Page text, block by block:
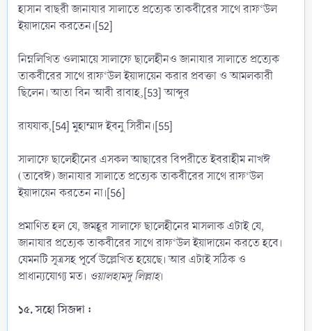
হাসান বাছরী জানাযার সালাতে প্রত্যেক তাকবীরের সাথে রাফ‘উল
ইয়াদায়েন করতেন।[52]
নিম্নলিখিত ওলামায়ে সালাফে ছালেহীনও জানাযার সালাতে প্রত্যেক
তাকবীরের সাথে রাফ‘উল ইয়াদায়েন করার প্রবক্তা ও আমলকারী
ছিলেন। আতা বিন আবী রাবাহ,[53] আব্দুর
রাযযাক,[54] মুহাম্মাদ ইবনু সিরীন।[55]
সালাফে ছালেহীনের এসকল আছারের বিপরীতে ইবরাহীম নাখঈ
(তাবেঈ) জানাযার সালাতে প্রত্যেক তাকবীরের সাথে রাফ‘উল
ইয়াদায়েন করতেন না।[56]
প্রমাণিত হল যে, জমহূর সালাফে ছালেহীনের মাসলাক এটাই যে,
জানাযার প্রত্যেক তাকবীরের সাথে রাফ‘উল ইয়াদায়েন করতে হবে।
যেমনটি সূত্রসহ পূর্বে উল্লেখিত হয়েছে। আর এটাই সঠিক ও
প্রাধান্যযোগ্য মত। ওয়ালহামদু লিল্লাহ।
১৫. সহো সিজদা :